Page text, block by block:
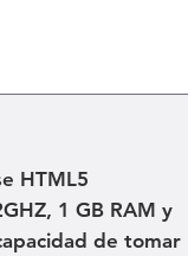
HTML5
1 GB RAM y
de tomar